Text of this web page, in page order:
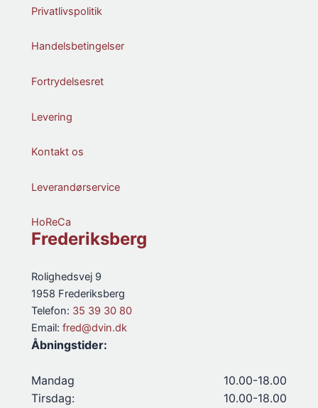
Privatlivspolitik
Handelsbetingelser
Fortrydelsesret
Levering
Kontakt os
Leverandørservice
HoReCa
Frederiksberg
Rolighedsvej 9
1958 Frederiksberg
Telefon: 35 39 30 80
Email: fred@dvin.dk
Åbningstider:
Mandag
10.00-18.00
Tirsdag:
10.00-18.00